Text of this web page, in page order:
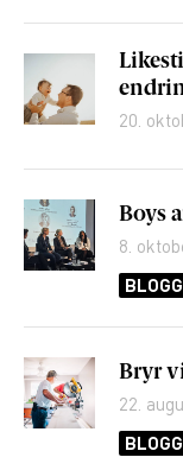
20.
Boys
8.
BLOGG
Bryr
22.
BLOGG